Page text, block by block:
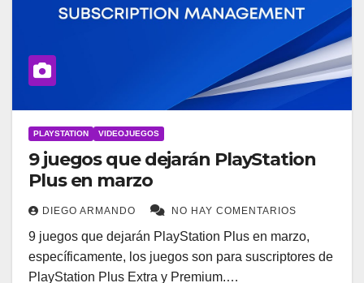
PLAYSTATION VIDEOJUEGOS
9 juegos que dejarán PlayStation
Plus en marzo
DIEGO ARMANDO NO HAY COMENTARIOS
9 juegos que dejarán PlayStation Plus en marzo,
específicamente, los juegos son para suscriptores de
PlayStation Plus Extra y Premium.…